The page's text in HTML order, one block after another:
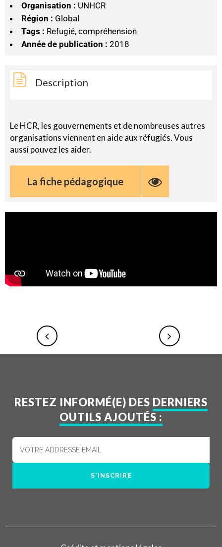
Organisation : UNHCR
Région : Global
Tags : Refugié, compréhension
Année de publication : 2018
Description
Le HCR, les gouvernements et de nombreuses autres
organisations viennent en aide aux réfugiés. Vous
aussi pouvez les aider.
La fiche pédagogique
RESTEZ INFORMÉ(E) DES DERNIERS
OUTILS AJOUTÉS :